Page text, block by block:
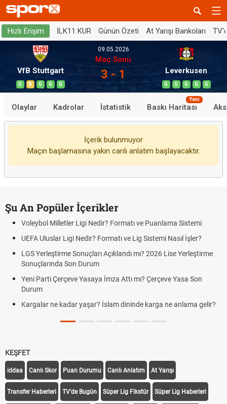
Hızlı Erişim İLK11 KUR Günün Özeti At Yarışı Bankoları
VfB Stuttgart
G B G G G
09.05.2026
Maç Sonu
3 - 1 Leverkusen
G G G G G
Olaylar Kadrolar İstatistik Baskı Haritası
Yeni
İçerik bulunmuyor
Maçın başlamasına yakın canlı anlatım başlayacaktır.
Şu An Popüler İçerikler
Voleybol Milletler Ligi Nedir? Formatı ve Puanlama Sistemi
UEFA Uluslar Ligi Nedir? Formatı ve Lig Sistemi Nasıl İşler?
LGS Yerleştirme Sonuçları Açıklandı mı? 2026 Lise Yerleştirme
Sonuçlarında Son Durum
Yeni Parti Çerçeve Yasaya İmza Attı mı? Çerçeve Yasa Son
Durum
Kargalar ne kadar yaşar? İslam dininde karga ne anlama gelir?
KEŞFET
iddaa Canlı Skor Puan Durumu Canlı Anlatım At Yarışı
Transfer Haberleri TV'de Bugün Süper Lig Fikstür Süper Lig Haberleri